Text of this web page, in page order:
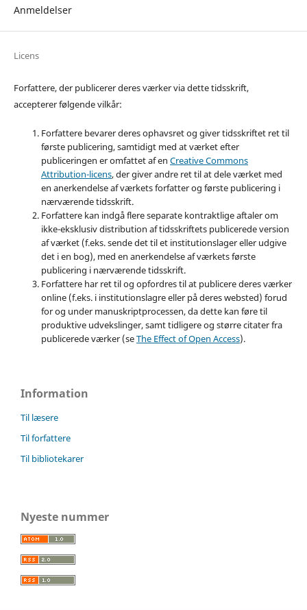
Anmeldelser
Licens
Forfattere, der publicerer deres værker via dette tidsskrift,
accepterer følgende vilkår:
Forfattere bevarer deres ophavsret og giver tidsskriftet ret til
første publicering, samtidigt med at værket efter
publiceringen er omfattet af en Creative Commons
Attribution-licens, der giver andre ret til at dele værket med
en anerkendelse af værkets forfatter og første publicering i
nærværende tidsskrift.
Forfattere kan indgå flere separate kontraktlige aftaler om
ikke-eksklusiv distribution af tidsskriftets publicerede version
af værket (f.eks. sende det til et institutionslager eller udgive
det i en bog), med en anerkendelse af værkets første
publicering i nærværende tidsskrift.
Forfattere har ret til og opfordres til at publicere deres værker
online (f.eks. i institutionslagre eller på deres websted) forud
for og under manuskriptprocessen, da dette kan føre til
produktive udvekslinger, samt tidligere og større citater fra
publicerede værker (seThe Effect of Open Access).
Information
Til læsere
Til forfattere
Til bibliotekarer
Nyeste nummer